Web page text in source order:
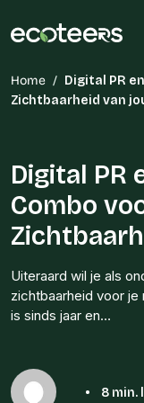
Home / Digital PR
Zichtbaarheid van
Digital PR
Combo
Uiteraard wil je als
zichtbaarheid voor je
is sinds jaar en…
• 8 min.